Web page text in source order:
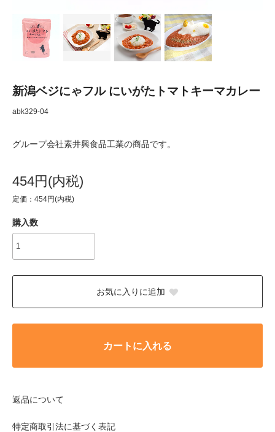
新潟ベジにゃフル にいがたトマトキーマカレー
abk329-04
グループ会社素井興食品工業の商品です。
454円(内税)
定価：454円(内税)
購入数
お気に入りに追加
カートに入れる
返品について
特定商取引法に基づく表記